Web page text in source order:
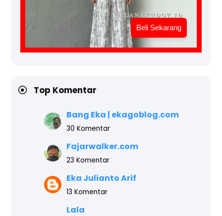
Beli Sekarang
Top Komentar
Bang Eka | ekagoblog.com
30 Komentar
Fajarwalker.com
23 Komentar
Eka Julianto Arif
13 Komentar
Lala